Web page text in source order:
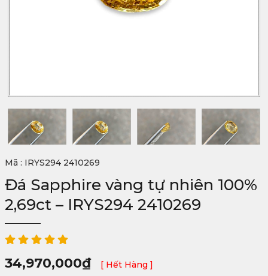
Mã : IRYS294 2410269
Đá Sapphire vàng tự nhiên 100%
2,69ct – IRYS294 2410269
34,970,000₫ [ Hết Hàng ]